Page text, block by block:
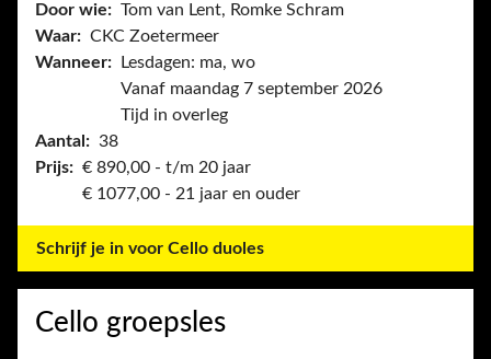
Door wie: Tom van Lent, Romke Schram
Waar: CKC Zoetermeer
Wanneer:
Lesdagen: ma, wo
Vanaf maandag 7 september 2026
Tijd in overleg
Aantal: 38
Prijs: € 890,00 - t/m 20 jaar
€ 1077,00 - 21 jaar en ouder
Schrijf je in voor Cello duoles
Cello groepsles